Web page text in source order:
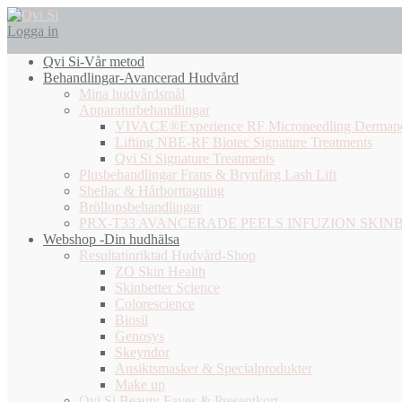
Logga in
Qvi Si-Vår metod
Behandlingar-Avancerad Hudvård
Mina hudvårdsmål
Apparaturbehandlingar
VIVACE®Experience RF Microneedling
Lifting NBE-RF Biotec Signature Treatments
Qvi Si Signature Treatments
Plusbehandlingar Frans & Brynfärg Lash Lift
Shellac & Hårborttagning
Bröllopsbehandlingar
PRX-T33 AVANCERADE PEELS INFUZION
Webshop -Din hudhälsa
Resultatinriktad Hudvård-Shop
ZO Skin Health
Skinbetter Science
Colorescience
Biosil
Genosys
Skeyndor
Ansiktsmasker & Specialprodukter
Make up